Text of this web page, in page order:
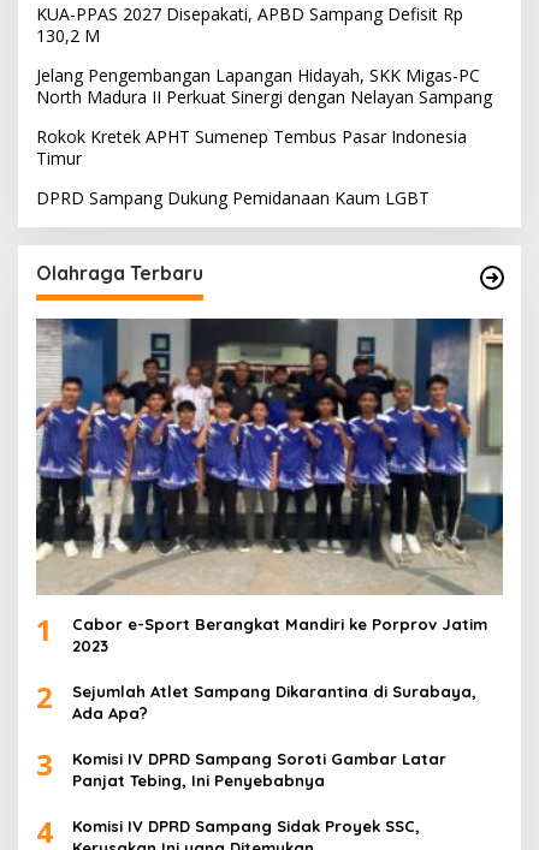
KUA-PPAS 2027 Disepakati, APBD Sampang Defisit Rp
130,2 M
Jelang Pengembangan Lapangan Hidayah, SKK Migas-PC
North Madura II Perkuat Sinergi dengan Nelayan Sampang
Rokok Kretek APHT Sumenep Tembus Pasar Indonesia
Timur
DPRD Sampang Dukung Pemidanaan Kaum LGBT
Olahraga Terbaru
1
Cabor e-Sport Berangkat Mandiri ke Porprov Jatim
2023
2
Sejumlah Atlet Sampang Dikarantina di Surabaya,
Ada Apa?
3
Komisi IV DPRD Sampang Soroti Gambar Latar
Panjat Tebing, Ini Penyebabnya
4
Komisi IV DPRD Sampang Sidak Proyek SSC,